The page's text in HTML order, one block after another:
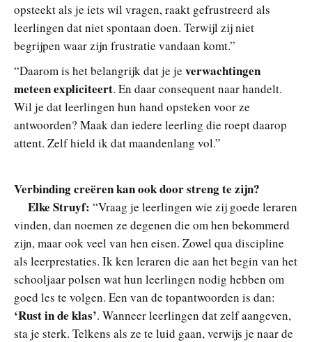
opsteekt als je iets wil vragen, raakt gefrustreerd als
leerlingen dat niet spontaan doen. Terwijl zij niet
begrijpen waar zijn frustratie vandaan komt.”
“Daarom is het belangrijk dat je je verwachtingen
meteen expliciteert. En daar consequent naar handelt.
Wil je dat leerlingen hun hand opsteken voor ze
antwoorden? Maak dan iedere leerling die roept daarop
attent. Zelf hield ik dat maandenlang vol.”
Verbinding creëren kan ook door streng te zijn?
Elke Struyf: “Vraag je leerlingen wie zij goede leraren
vinden, dan noemen ze degenen die om hen bekommerd
zijn, maar ook veel van hen eisen. Zowel qua discipline
als leerprestaties. Ik ken leraren die aan het begin van het
schooljaar polsen wat hun leerlingen nodig hebben om
goed les te volgen. Een van de topantwoorden is dan:
‘Rust in de klas’. Wanneer leerlingen dat zelf aangeven,
sta je sterk. Telkens als ze te luid gaan, verwijs je naar de